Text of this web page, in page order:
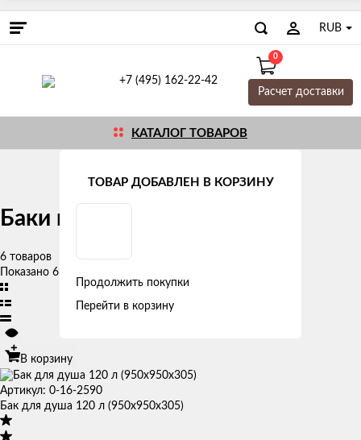
RUB
+7 (495) 162-22-42
0
Расчет доставки
КАТАЛОГ ТОВАРОВ
Баки пластиковые для душа
6 товаров
Показано 6 из 6
В корзину
Артикул: 0-16-2590
Бак для душа 120 л (950х950х305)
ТОВАР ДОБАВЛЕН В КОРЗИНУ
Продолжить покупки
Перейти в корзину